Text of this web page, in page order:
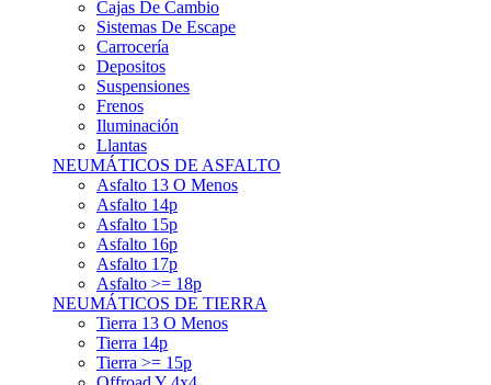
Carrocería
Depositos
Suspensiones
Frenos
Iluminación
Llantas
NEUMÁTICOS DE ASFALTO
Asfalto 13 O Menos
Asfalto 14p
Asfalto 15p
Asfalto 16p
Asfalto 17p
Asfalto >= 18p
NEUMÁTICOS DE TIERRA
Tierra 13 O Menos
Tierra 14p
Tierra >= 15p
Offroad Y 4x4
OTROS NEUMÁTICOS